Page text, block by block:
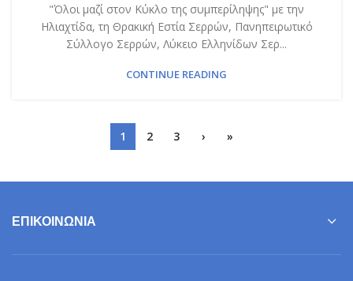
"Όλοι μαζί στον Κύκλο της συμπερίληψης" με την
Ηλιαχτίδα, τη Θρακική Εστία Σερρών, Πανηπειρωτικό
Σύλλογο Σερρών, Λύκειο Ελληνίδων Σερ...
CONTINUE READING
1 2 3 › »
ΕΠΙΚΟΙΝΩΝΊΑ